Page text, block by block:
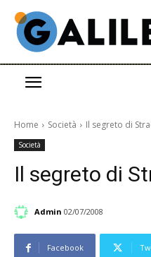
Home Società Il segreto di
Società
Il segreto di
Admin 02/07/2008
Facebook